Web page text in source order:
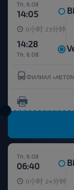
Th, 6.08
14:05
0 小时 23 分钟
Th, 6.08
14:28
Th, 6.08
06:40
0 小时 24 分钟